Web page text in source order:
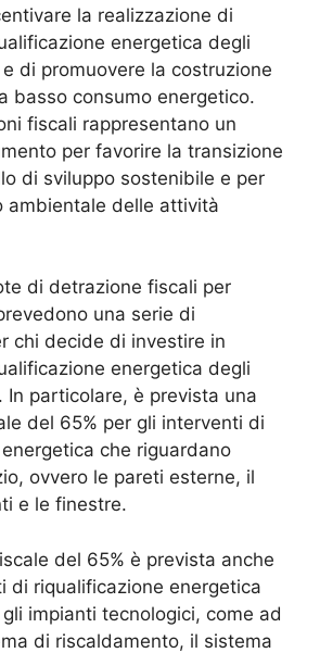
la realizzazione di
energetica degli
di promuovere la costruzione
basso consumo energetico.
fiscali rappresentano un
per favorire la transizione
di sviluppo sostenibile e per
ambientale delle attività
di detrazione fiscali per
una serie di
chi decide di investire in
energetica degli
In particolare, è prevista una
del 65% per gli interventi di
che riguardano
ovvero le pareti esterne, il
e le finestre.
del 65% è prevista anche
di riqualificazione energetica
impianti tecnologici, come ad
di riscaldamento, il sistema